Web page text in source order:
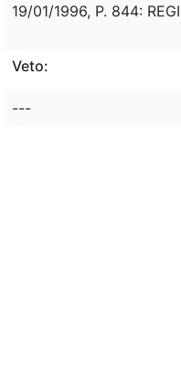
19/01/1996, P. 844:
Veto:
---